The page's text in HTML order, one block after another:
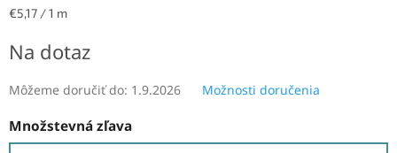
Jednotková
€5,17 / 1 m
Na dotaz
Môžeme doručiť do: 1.9.2026 Možnosti doručenia
Množstevná zľava